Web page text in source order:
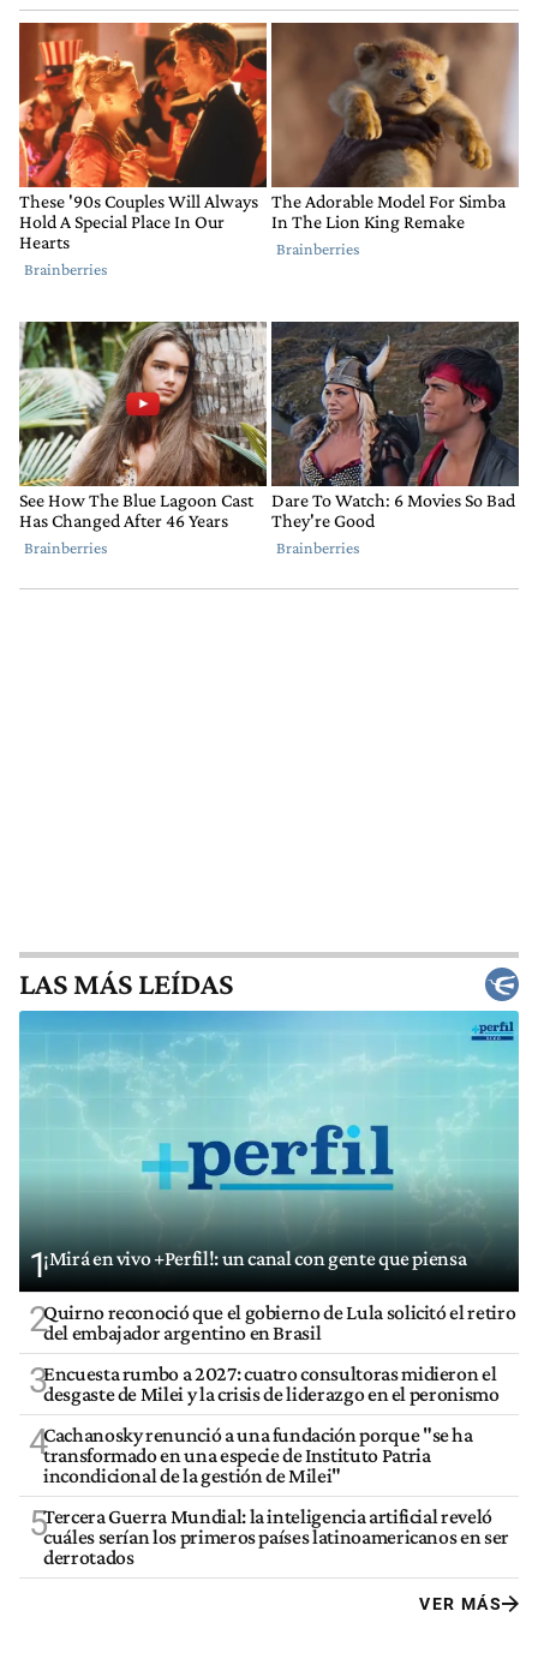
LAS MÁS LEÍDAS
1¡Mirá en vivo +Perfil!: un canal con gente que piensa
2Quirno reconoció que el gobierno de Lula solicitó el retiro
del embajador argentino en Brasil
3Encuesta rumbo a 2027: cuatro consultoras midieron el
desgaste de Milei y la crisis de liderazgo en el peronismo
4Cachanosky renunció a una fundación porque "se ha
transformado en una especie de Instituto Patria
incondicional de la gestión de Milei"
5Tercera Guerra Mundial: la inteligencia artificial reveló
cuáles serían los primeros países latinoamericanos en ser
derrotados
VER MÁS